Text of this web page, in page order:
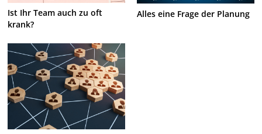
Ist Ihr Team auch zu oft
krank?
Alles eine Frage der Planung